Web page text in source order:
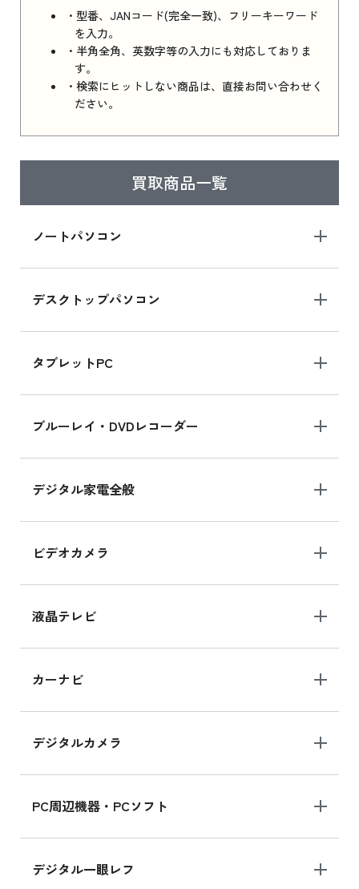
・型番、JANコード(完全一致)、フリーキーワード
を入力。
・半角全角、英数字等の入力にも対応しておりま
す。
・検索にヒットしない商品は、直接お問い合わせく
ださい。
買取商品一覧
ノートパソコン
デスクトップパソコン
タブレットPC
ブルーレイ・DVDレコーダー
デジタル家電全般
ビデオカメラ
液晶テレビ
カーナビ
デジタルカメラ
PC周辺機器・PCソフト
デジタル一眼レフ
iPhone 16e シリーズ 2025 新品買取価格はこち
ら
iPad 11インチ 2025年春モデル
はこちら
ら
iPad mini シリーズ 2024
iPad mini 8.3インチ の新品買取価格
iPhone 16 シリーズ
iPhone 16 の新品買取価格
iPad Air 11インチ シリーズ
iPad Air 11インチ の新品買取価格
iPhone 15 128GB シリーズ
iPhone 15 128GB の新品買取価格
MK2K3J/Aの新品買取価格はこちら